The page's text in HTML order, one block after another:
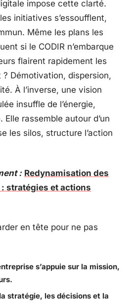
impose cette clarté.
initiatives s’essoufflent,
Même les plans les
si le CODIR n’embarque
flairent rapidement les
Démotivation, dispersion,
À l’inverse, une vision
insuffle de l’énergie,
rassemble autour d’un
les silos, structure l’action
: Redynamisation des
stratégies et actions
en tête pour ne pas
s’appuie sur la mission,
stratégie, les décisions et la